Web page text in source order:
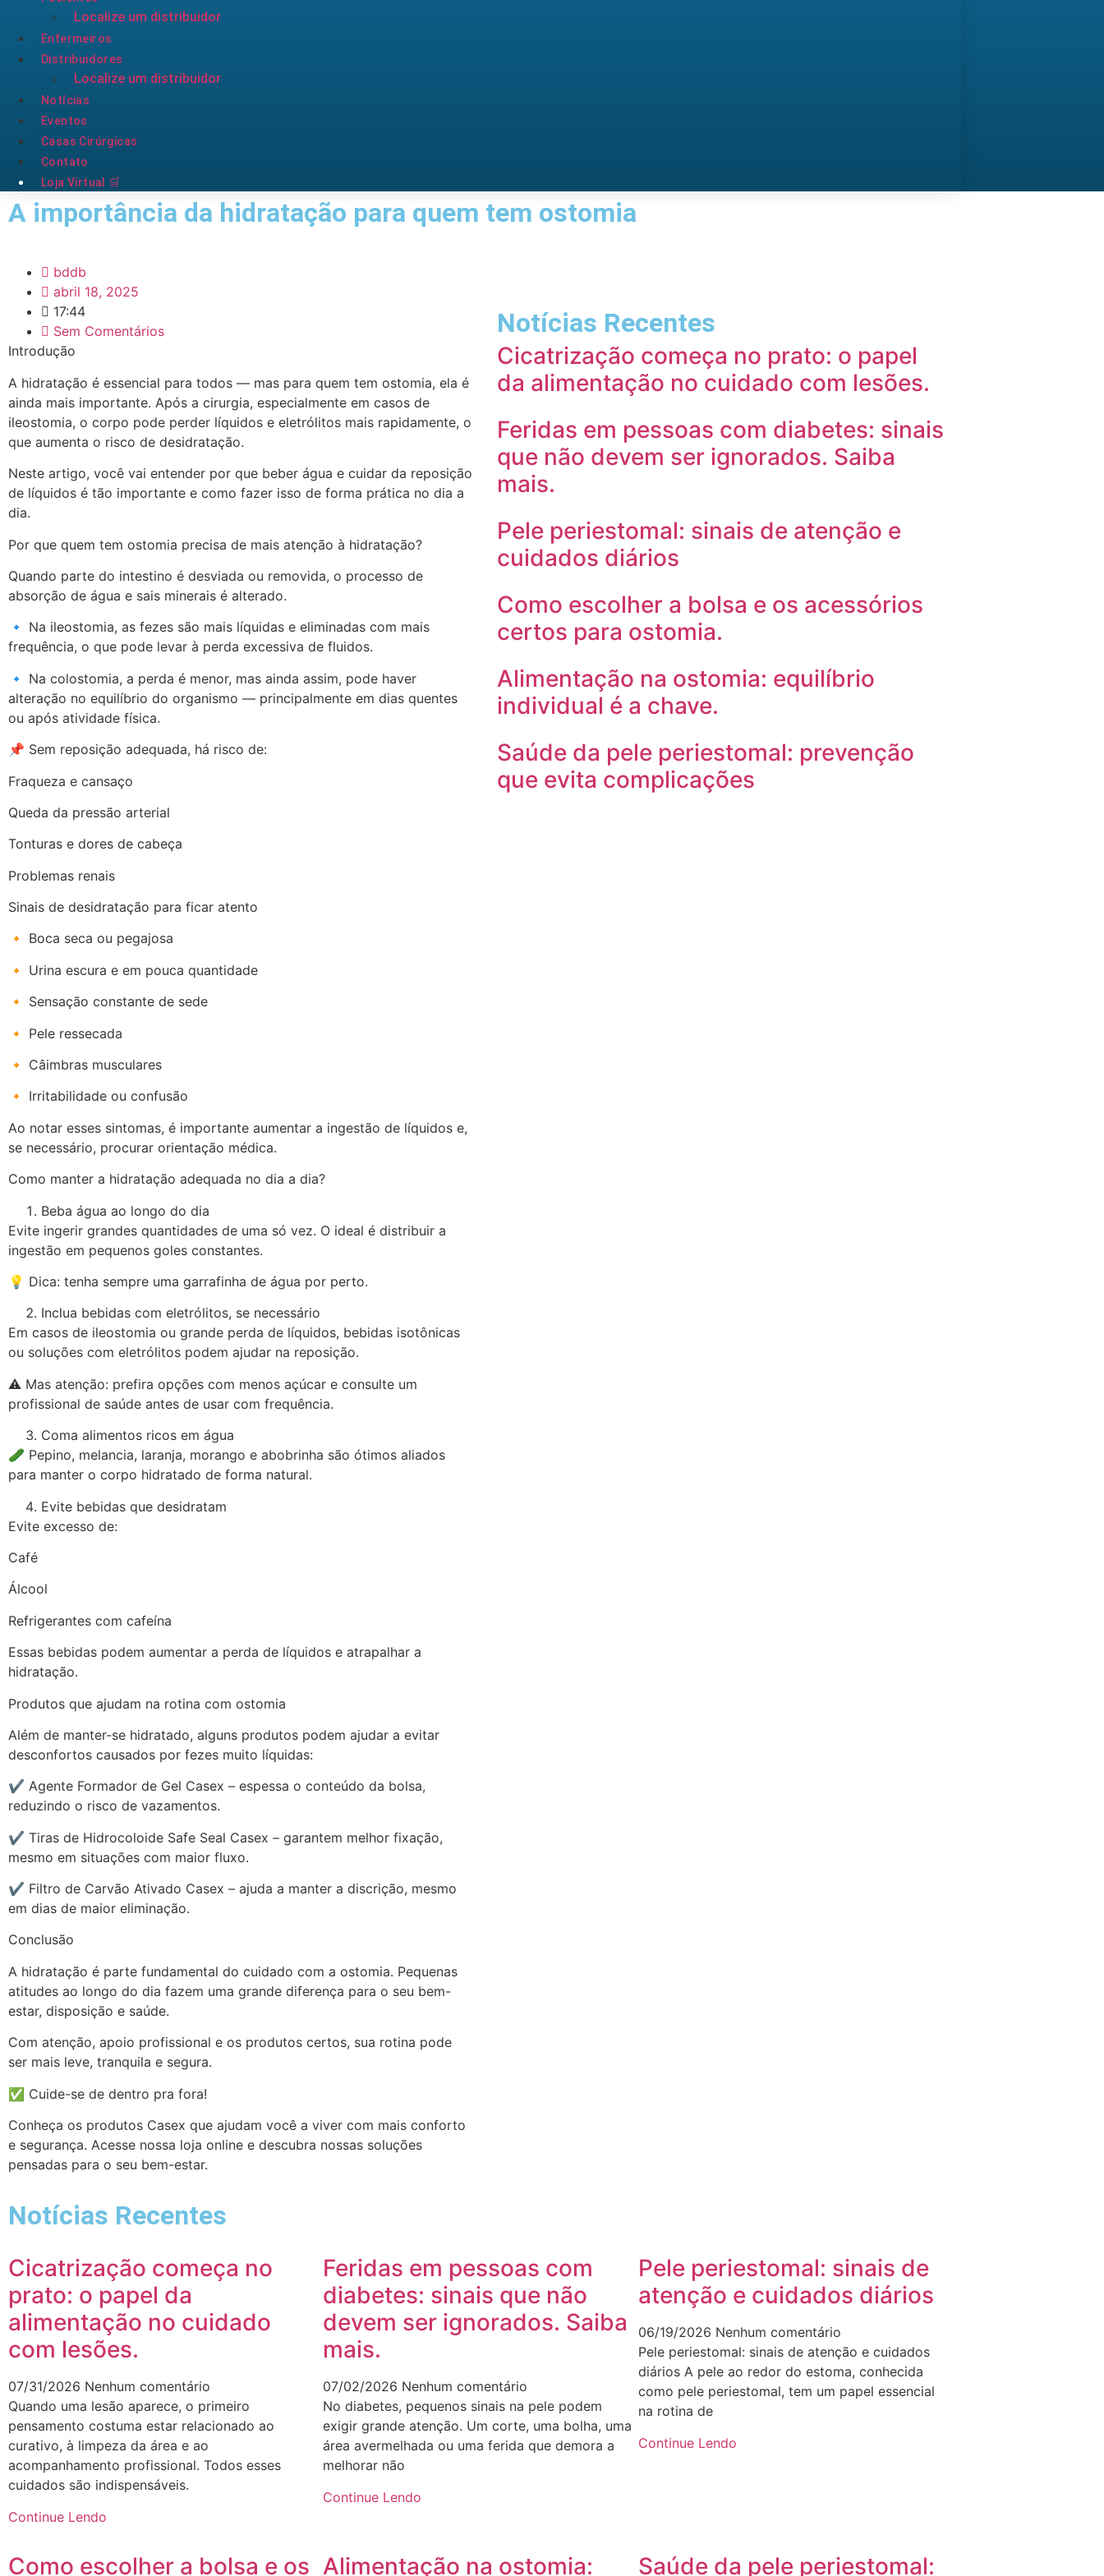
Localize um distribuidor
Enfermeiros
Distribuidores
Localize um distribuidor
Notícias
Eventos
Casas Cirúrgicas
Contato
Loja Virtual 🛒
A importância da hidratação para quem tem ostomia
bddb
abril 18, 2025
17:44
Sem Comentários
Introdução
A hidratação é essencial para todos — mas para quem tem ostomia, ela é
ainda mais importante. Após a cirurgia, especialmente em casos de
ileostomia, o corpo pode perder líquidos e eletrólitos mais rapidamente, o
que aumenta o risco de desidratação.
Neste artigo, você vai entender por que beber água e cuidar da reposição
de líquidos é tão importante e como fazer isso de forma prática no dia a
dia.
Por que quem tem ostomia precisa de mais atenção à hidratação?
Quando parte do intestino é desviada ou removida, o processo de
absorção de água e sais minerais é alterado.
🔹 Na ileostomia, as fezes são mais líquidas e eliminadas com mais
frequência, o que pode levar à perda excessiva de fluidos.
🔹 Na colostomia, a perda é menor, mas ainda assim, pode haver
alteração no equilíbrio do organismo — principalmente em dias quentes
ou após atividade física.
📌 Sem reposição adequada, há risco de:
Fraqueza e cansaço
Queda da pressão arterial
Tonturas e dores de cabeça
Problemas renais
Sinais de desidratação para ficar atento
🔸 Boca seca ou pegajosa
🔸 Urina escura e em pouca quantidade
🔸 Sensação constante de sede
🔸 Pele ressecada
🔸 Câimbras musculares
🔸 Irritabilidade ou confusão
Ao notar esses sintomas, é importante aumentar a ingestão de líquidos e,
se necessário, procurar orientação médica.
Como manter a hidratação adequada no dia a dia?
Beba água ao longo do dia
Evite ingerir grandes quantidades de uma só vez. O ideal é distribuir a
ingestão em pequenos goles constantes.
💡 Dica: tenha sempre uma garrafinha de água por perto.
Inclua bebidas com eletrólitos, se necessário
Em casos de ileostomia ou grande perda de líquidos, bebidas isotônicas
ou soluções com eletrólitos podem ajudar na reposição.
⚠ Mas atenção: prefira opções com menos açúcar e consulte um
profissional de saúde antes de usar com frequência.
Coma alimentos ricos em água
🥒 Pepino, melancia, laranja, morango e abobrinha são ótimos aliados
para manter o corpo hidratado de forma natural.
Evite bebidas que desidratam
Evite excesso de:
Café
Álcool
Refrigerantes com cafeína
Essas bebidas podem aumentar a perda de líquidos e atrapalhar a
hidratação.
Produtos que ajudam na rotina com ostomia
Além de manter-se hidratado, alguns produtos podem ajudar a evitar
desconfortos causados por fezes muito líquidas:
✔ Agente Formador de Gel Casex – espessa o conteúdo da bolsa,
reduzindo o risco de vazamentos.
✔ Tiras de Hidrocoloide Safe Seal Casex – garantem melhor fixação,
mesmo em situações com maior fluxo.
✔ Filtro de Carvão Ativado Casex – ajuda a manter a discrição, mesmo
em dias de maior eliminação.
Conclusão
A hidratação é parte fundamental do cuidado com a ostomia. Pequenas
atitudes ao longo do dia fazem uma grande diferença para o seu bem-
estar, disposição e saúde.
Com atenção, apoio profissional e os produtos certos, sua rotina pode
ser mais leve, tranquila e segura.
✅ Cuide-se de dentro pra fora!
Conheça os produtos Casex que ajudam você a viver com mais conforto
e segurança. Acesse nossa loja online e descubra nossas soluções
pensadas para o seu bem-estar.
Notícias Recentes
Cicatrização começa no prato: o papel
da alimentação no cuidado com lesões.
Feridas em pessoas com diabetes: sinais
que não devem ser ignorados. Saiba
mais.
Pele periestomal: sinais de atenção e
cuidados diários
Como escolher a bolsa e os acessórios
certos para ostomia.
Alimentação na ostomia: equilíbrio
individual é a chave.
Saúde da pele periestomal: prevenção
que evita complicações
Notícias Recentes
Cicatrização começa no
prato: o papel da
alimentação no cuidado
com lesões.
07/31/2026 Nenhum comentário
Quando uma lesão aparece, o primeiro
pensamento costuma estar relacionado ao
curativo, à limpeza da área e ao
acompanhamento profissional. Todos esses
cuidados são indispensáveis.
Continue Lendo
Feridas em pessoas com
diabetes: sinais que não
devem ser ignorados. Saiba
mais.
07/02/2026 Nenhum comentário
No diabetes, pequenos sinais na pele podem
exigir grande atenção. Um corte, uma bolha, uma
área avermelhada ou uma ferida que demora a
melhorar não
Continue Lendo
Pele periestomal: sinais de
atenção e cuidados diários
06/19/2026 Nenhum comentário
Pele periestomal: sinais de atenção e cuidados
diários A pele ao redor do estoma, conhecida
como pele periestomal, tem um papel essencial
na rotina de
Continue Lendo
Como escolher a bolsa e os Alimentação na ostomia: Saúde da pele periestomal: